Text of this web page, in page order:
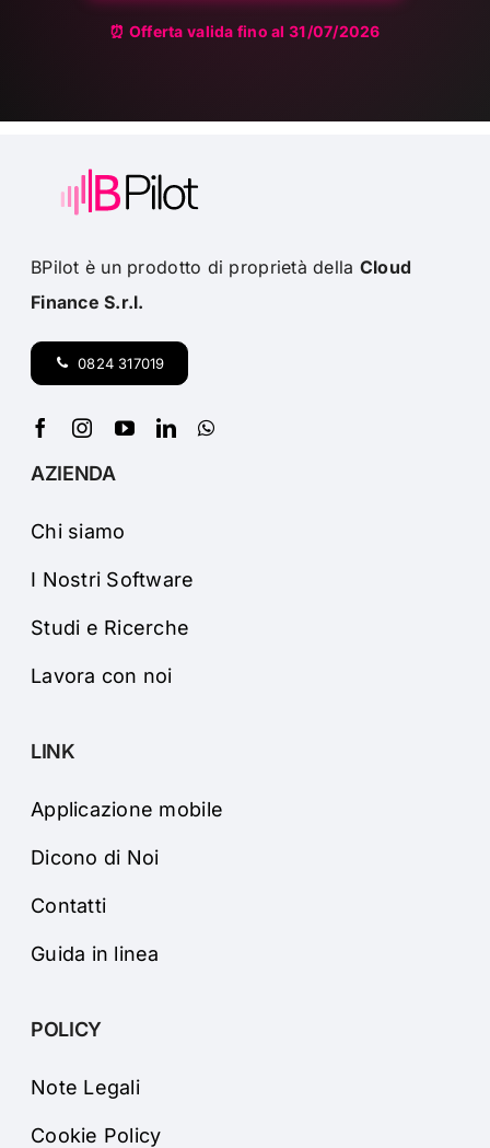
⏰ Offerta valida fino al 31/07/2026
BPilot è un prodotto di proprietà della Cloud
Finance S.r.l.
0824 317019
AZIENDA
Chi siamo
I Nostri Software
Studi e Ricerche
Lavora con noi
LINK
Applicazione mobile
Dicono di Noi
Contatti
Guida in linea
POLICY
Note Legali
Cookie Policy